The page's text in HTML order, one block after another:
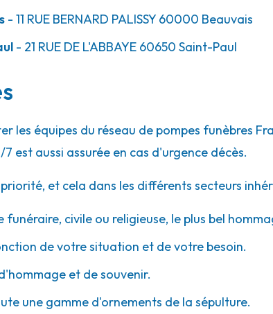
- 11 RUE BERNARD PALISSY 60000 Beauvais
- 21 RUE DE L'ABBAYE 60650 Saint-Paul
les équipes du réseau de pompes funèbres
est aussi assurée en cas d'urgence décès.
et cela dans les différents secteurs
civile ou religieuse, le plus bel
de votre situation et de votre besoin.
et de souvenir.
une gamme d'ornements de la sépulture.